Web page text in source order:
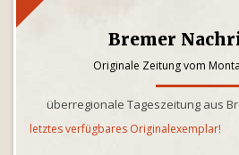
Bremer
Originale Zeitung vom
überregionale Tageszeitung aus
letztes verfügbares Originalexemplar!